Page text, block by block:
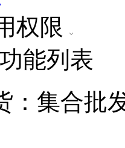
权限
能列表
：集合批